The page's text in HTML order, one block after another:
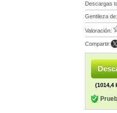
Descargas
Gentileza de:
Valoración:
Compartir:
(1014,4